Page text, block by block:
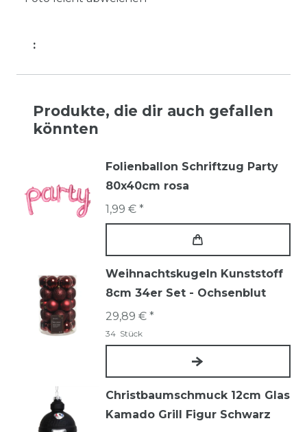
:
Produkte, die dir auch gefallen
könnten
Folienballon Schriftzug Party
80x40cm rosa
1,99 € *
Weihnachtskugeln Kunststoff
8cm 34er Set - Ochsenblut
29,89 € *
34 Stück
Christbaumschmuck 12cm Glas
Kamado Grill Figur Schwarz